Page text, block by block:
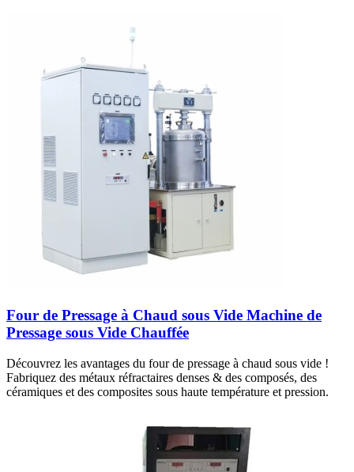
Four de Pressage à Chaud sous Vide Machine de
Pressage sous Vide Chauffée
Découvrez les avantages du four de pressage à chaud sous vide !
Fabriquez des métaux réfractaires denses & des composés, des
céramiques et des composites sous haute température et pression.